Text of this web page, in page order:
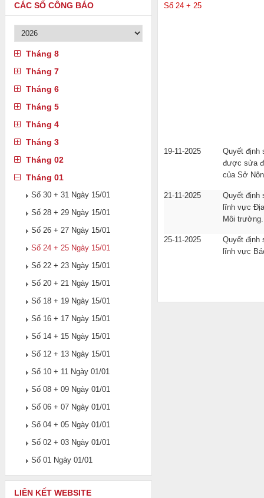
CÁC SỐ CÔNG BÁO
Tháng 8
Tháng 7
Tháng 6
Tháng 5
Tháng 4
Tháng 3
Tháng 02
Tháng 01
Số 30 + 31 Ngày 15/01
Số 28 + 29 Ngày 15/01
Số 26 + 27 Ngày 15/01
Số 24 + 25 Ngày 15/01
Số 22 + 23 Ngày 15/01
Số 20 + 21 Ngày 15/01
Số 18 + 19 Ngày 15/01
Số 16 + 17 Ngày 15/01
Số 14 + 15 Ngày 15/01
Số 12 + 13 Ngày 15/01
Số 10 + 11 Ngày 01/01
Số 08 + 09 Ngày 01/01
Số 06 + 07 Ngày 01/01
Số 04 + 05 Ngày 01/01
Số 02 + 03 Ngày 01/01
Số 01 Ngày 01/01
LIÊN KẾT WEBSITE
Số 24 + 25
19-11-2025
Quyết định
được sửa
của Sở
21-11-2025
Quyết định
lĩnh vực
Môi trường.
25-11-2025
Quyết định
lĩnh vực